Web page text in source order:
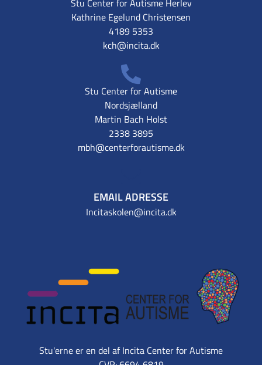
Kathrine Egelund Christensen
4189 5353
kch@incita.dk
Stu Center for Autisme
Nordsjælland
Martin Bach Holst
2338 3895
mbh@centerforautisme.dk
EMAIL ADRESSE
Incitaskolen@incita.dk
Stu'erne er en del af Incita Center for Autisme